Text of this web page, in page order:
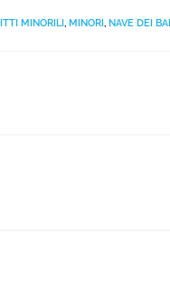
MINORILI, MINORI, NAVE DEI